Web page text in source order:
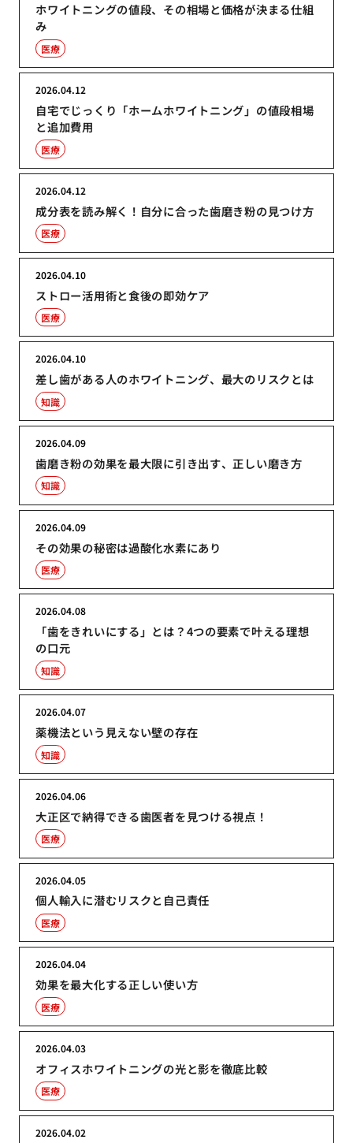
ホワイトニングの値段、その相場と価格が決まる仕組
み
医療
自宅でじっくり「ホームホワイトニング」の値段相場
と追加費用
2026.04.12
医療
成分表を読み解く！自分に合った歯磨き粉の見つけ方
2026.04.12
医療
ストロー活用術と食後の即効ケア
2026.04.10
医療
差し歯がある人のホワイトニング、最大のリスクとは
2026.04.10
知識
歯磨き粉の効果を最大限に引き出す、正しい磨き方
2026.04.09
知識
その効果の秘密は過酸化水素にあり
2026.04.09
医療
「歯をきれいにする」とは？4つの要素で叶える理想
の口元
2026.04.08
知識
薬機法という見えない壁の存在
2026.04.07
知識
大正区で納得できる歯医者を見つける視点！
2026.04.06
医療
個人輸入に潜むリスクと自己責任
2026.04.05
医療
効果を最大化する正しい使い方
2026.04.04
医療
オフィスホワイトニングの光と影を徹底比較
2026.04.03
医療
2026.04.02